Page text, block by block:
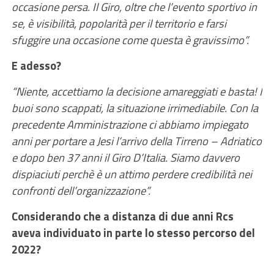
occasione persa. Il Giro, oltre che l’evento sportivo in
se, è visibilità, popolarità per il territorio e farsi
sfuggire una occasione come questa è gravissimo”.
E adesso?
“Niente, accettiamo la decisione amareggiati e basta! I
buoi sono scappati, la situazione irrimediabile. Con la
precedente Amministrazione ci abbiamo impiegato
anni per portare a Jesi l’arrivo della Tirreno – Adriatico
e dopo ben 37 anni il Giro D’Italia. Siamo davvero
dispiaciuti perchè è un attimo perdere credibilità nei
confronti dell’organizzazione”.
Considerando che a distanza di due anni Rcs
aveva individuato in parte lo stesso percorso del
2022?